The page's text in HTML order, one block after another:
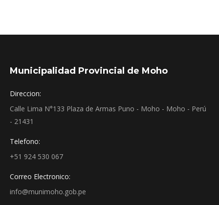
Municipalidad Provincial de Moho
Direccion:
Calle Lima N°133 Plaza de Armas Puno - Moho - Moho - Perú
- 21431
Telefono:
+51 924 530 067
Correo Electronico:
info@munimoho.gob.pe